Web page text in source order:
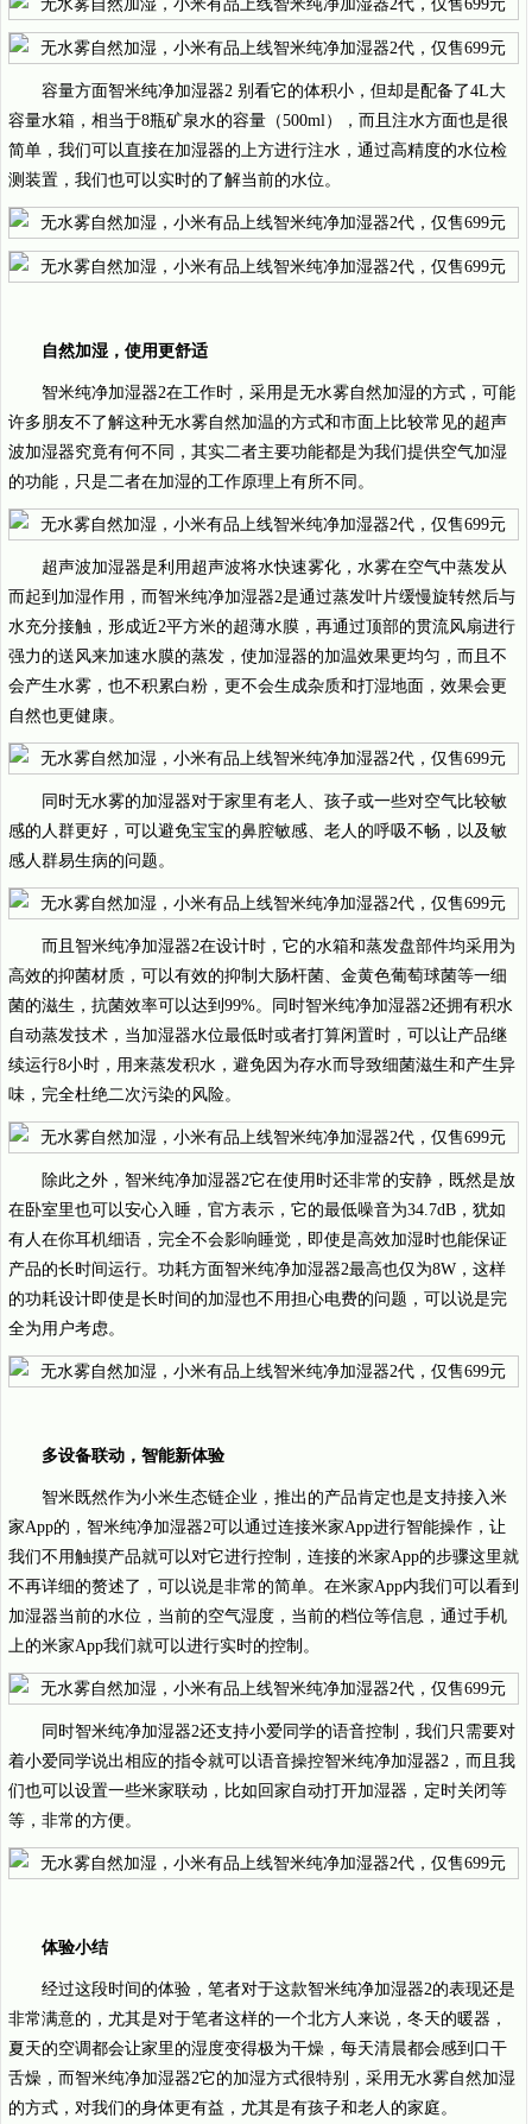
容量方面智米纯净加湿器2 别看它的体积小，但却是配备了4L大
容量水箱，相当于8瓶矿泉水的容量（500ml），而且注水方面也是很
简单，我们可以直接在加湿器的上方进行注水，通过高精度的水位检
测装置，我们也可以实时的了解当前的水位。
自然加湿，使用更舒适
智米纯净加湿器2在工作时，采用是无水雾自然加湿的方式，可能
许多朋友不了解这种无水雾自然加温的方式和市面上比较常见的超声
波加湿器究竟有何不同，其实二者主要功能都是为我们提供空气加湿
的功能，只是二者在加湿的工作原理上有所不同。
超声波加湿器是利用超声波将水快速雾化，水雾在空气中蒸发从
而起到加湿作用，而智米纯净加湿器2是通过蒸发叶片缓慢旋转然后与
水充分接触，形成近2平方米的超薄水膜，再通过顶部的贯流风扇进行
强力的送风来加速水膜的蒸发，使加湿器的加温效果更均匀，而且不
会产生水雾，也不积累白粉，更不会生成杂质和打湿地面，效果会更
自然也更健康。
同时无水雾的加湿器对于家里有老人、孩子或一些对空气比较敏
感的人群更好，可以避免宝宝的鼻腔敏感、老人的呼吸不畅，以及敏
感人群易生病的问题。
而且智米纯净加湿器2在设计时，它的水箱和蒸发盘部件均采用为
高效的抑菌材质，可以有效的抑制大肠杆菌、金黄色葡萄球菌等一细
菌的滋生，抗菌效率可以达到99%。同时智米纯净加湿器2还拥有积水
自动蒸发技术，当加湿器水位最低时或者打算闲置时，可以让产品继
续运行8小时，用来蒸发积水，避免因为存水而导致细菌滋生和产生异
味，完全杜绝二次污染的风险。
除此之外，智米纯净加湿器2它在使用时还非常的安静，既然是放
在卧室里也可以安心入睡，官方表示，它的最低噪音为34.7dB，犹如
有人在你耳机细语，完全不会影响睡觉，即使是高效加湿时也能保证
产品的长时间运行。功耗方面智米纯净加湿器2最高也仅为8W，这样
的功耗设计即使是长时间的加湿也不用担心电费的问题，可以说是完
全为用户考虑。
多设备联动，智能新体验
智米既然作为小米生态链企业，推出的产品肯定也是支持接入米
家App的，智米纯净加湿器2可以通过连接米家App进行智能操作，让
我们不用触摸产品就可以对它进行控制，连接的米家App的步骤这里就
不再详细的赘述了，可以说是非常的简单。在米家App内我们可以看到
加湿器当前的水位，当前的空气湿度，当前的档位等信息，通过手机
上的米家App我们就可以进行实时的控制。
同时智米纯净加湿器2还支持小爱同学的语音控制，我们只需要对
着小爱同学说出相应的指令就可以语音操控智米纯净加湿器2，而且我
们也可以设置一些米家联动，比如回家自动打开加湿器，定时关闭等
等，非常的方便。
体验小结
经过这段时间的体验，笔者对于这款智米纯净加湿器2的表现还是
非常满意的，尤其是对于笔者这样的一个北方人来说，冬天的暖器，
夏天的空调都会让家里的湿度变得极为干燥，每天清晨都会感到口干
舌燥，而智米纯净加湿器2它的加湿方式很特别，采用无水雾自然加湿
的方式，对我们的身体更有益，尤其是有孩子和老人的家庭。